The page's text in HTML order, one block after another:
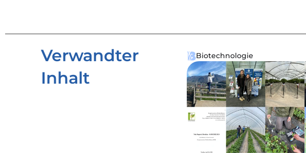
Verwandter
Inhalt
Biotechnologie